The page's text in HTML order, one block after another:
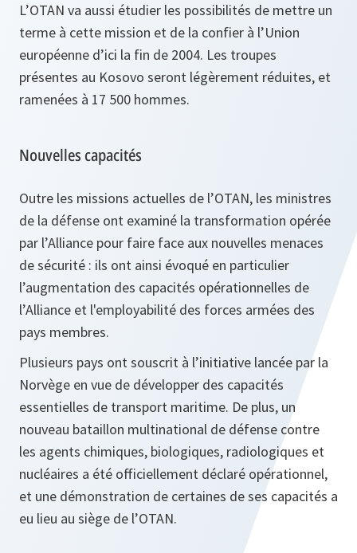
L’OTAN va aussi étudier les possibilités de mettre un
terme à cette mission et de la confier à l’Union
européenne d’ici la fin de 2004. Les troupes
présentes au Kosovo seront légèrement réduites, et
ramenées à 17 500 hommes.
Nouvelles capacités
Outre les missions actuelles de l’OTAN, les ministres
de la défense ont examiné la transformation opérée
par l’Alliance pour faire face aux nouvelles menaces
de sécurité : ils ont ainsi évoqué en particulier
l’augmentation des capacités opérationnelles de
l’Alliance et l'employabilité des forces armées des
pays membres.
Plusieurs pays ont souscrit à l’initiative lancée par la
Norvège en vue de développer des capacités
essentielles de transport maritime. De plus, un
nouveau bataillon multinational de défense contre
les agents chimiques, biologiques, radiologiques et
nucléaires a été officiellement déclaré opérationnel,
et une démonstration de certaines de ses capacités a
eu lieu au siège de l’OTAN.